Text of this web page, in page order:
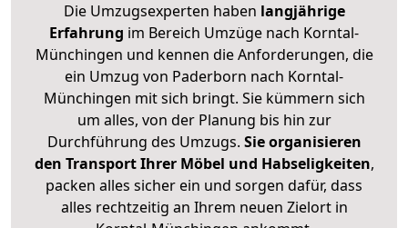
Die Umzugsexperten haben langjährige
Erfahrung im Bereich Umzüge nach Korntal-
Münchingen und kennen die Anforderungen, die
ein Umzug von Paderborn nach Korntal-
Münchingen mit sich bringt. Sie kümmern sich
um alles, von der Planung bis hin zur
Durchführung des Umzugs. Sie organisieren
den Transport Ihrer Möbel und Habseligkeiten,
packen alles sicher ein und sorgen dafür, dass
alles rechtzeitig an Ihrem neuen Zielort in